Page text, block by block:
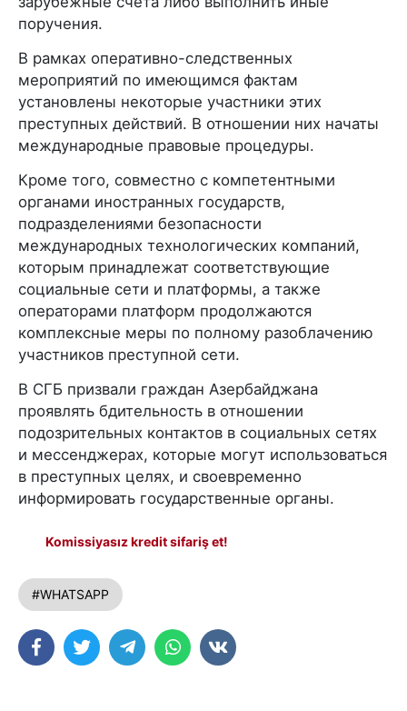
поручения.
В рамках оперативно-следственных
мероприятий по имеющимся фактам
установлены некоторые участники этих
преступных действий. В отношении них начаты
международные правовые процедуры.
Кроме того, совместно с компетентными
органами иностранных государств,
подразделениями безопасности
международных технологических компаний,
которым принадлежат соответствующие
социальные сети и платформы, а также
операторами платформ продолжаются
комплексные меры по полному разоблачению
участников преступной сети.
В СГБ призвали граждан Азербайджана
проявлять бдительность в отношении
подозрительных контактов в социальных сетях
и мессенджерах, которые могут использоваться
в преступных целях, и своевременно
информировать государственные органы.
Komissiyasız kredit sifariş et!
#WHATSAPP